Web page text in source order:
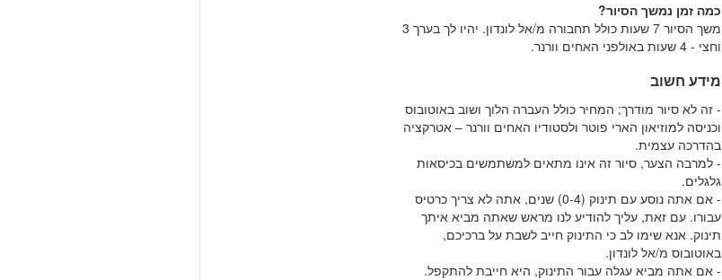
כמה זמן נמשך הסיור?
משך הסיור 7 שעות כולל תחבורה מ/אל לונדון. יהיו לך בערך 3
וחצי - 4 שעות באולפני האחים וורנר.
מידע חשוב
- זה לא סיור מודרך; המחיר כולל העברה הלוך ושוב באוטובוס
וכניסה למוזיאון הארי פוטר ולסטודיו האחים וורנר – אטרקציה
בהדרכה עצמית.
- למרבה הצער, סיור זה אינו מתאים למשתמשים בכיסאות
גלגלים.
- אם אתה נוסע עם תינוק (0-4) שנים, אתה לא צריך כרטיס
עבורו. עם זאת, עליך להודיע לנו מראש שאתה מביא איתך
תינוק. אנא שימו לב כי התינוק חייב לשבת על ברכיכם,
באוטובוס מ/אל לונדון.
- אם אתה מביא עגלה עבור התינוק, היא חייבת להתקפל.